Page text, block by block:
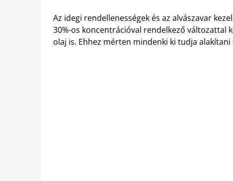
Az idegi rendellenességek és az alvászavar
30%-os koncentrációval rendelkező változattal
olaj is. Ehhez mérten mindenki ki tudja